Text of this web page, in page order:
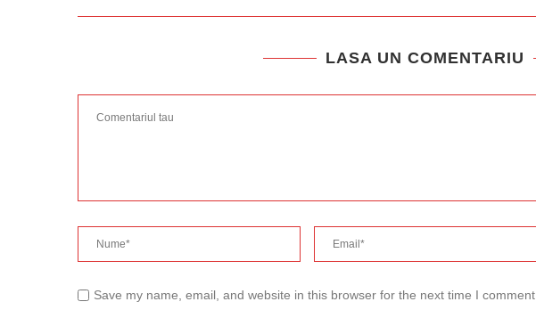
LASA UN COMENTARIU
Save my name, email, and website in this browser for the next time I comment.